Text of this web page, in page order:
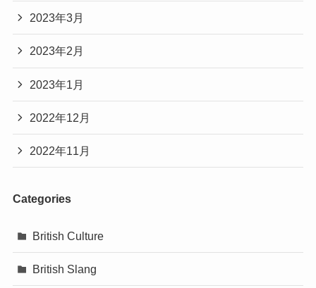
2023年3月
2023年2月
2023年1月
2022年12月
2022年11月
Categories
British Culture
British Slang